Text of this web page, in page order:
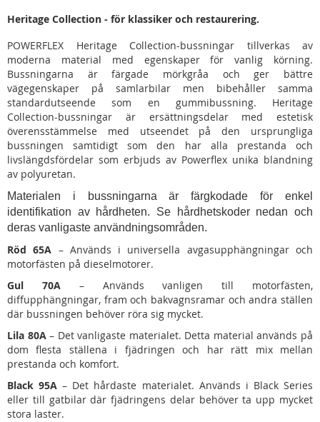
Heritage Collection - för klassiker och restaurering.
POWERFLEX Heritage Collection-bussningar tillverkas av
moderna material med egenskaper för vanlig körning.
Bussningarna är färgade mörkgråa och ger bättre
vägegenskaper på samlarbilar men bibehåller samma
standardutseende som en gummibussning. Heritage
Collection-bussningar är ersättningsdelar med estetisk
överensstämmelse med utseendet på den ursprungliga
bussningen samtidigt som den har alla prestanda och
livslängdsfördelar som erbjuds av Powerflex unika blandning
av polyuretan.
Materialen i bussningarna är färgkodade för enkel
identifikation av hårdheten. Se hårdhetskoder nedan och
deras vanligaste användningsområden.
Röd 65A – Används i universella avgasupphängningar och
motorfästen på dieselmotorer.
Gul 70A– Används vanligen till motorfästen,
diffupphängningar, fram och bakvagnsramar och andra ställen
där bussningen behöver röra sig mycket.
Lila 80A– Det vanligaste materialet. Detta material används på
dom flesta ställena i fjädringen och har rätt mix mellan
prestanda och komfort.
Black 95A – Det hårdaste materialet. Används i Black Series
eller till gatbilar där fjädringens delar behöver ta upp mycket
stora laster.